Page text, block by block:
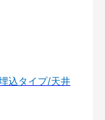
込タイプ/天井